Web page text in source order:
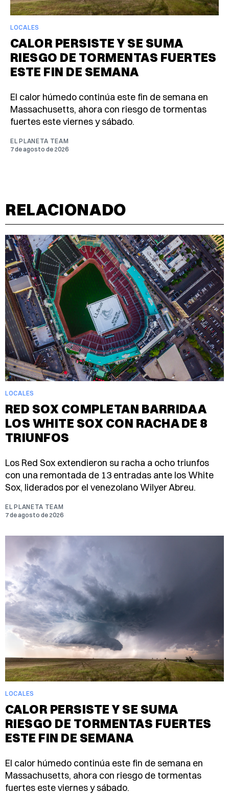
LOCALES
CALOR PERSISTE Y SE SUMA
RIESGO DE TORMENTAS FUERTES
ESTE FIN DE SEMANA
El calor húmedo continúa este fin de semana en
Massachusetts, ahora con riesgo de tormentas
fuertes este viernes y sábado.
EL PLANETA TEAM
7 de agosto de 2026
RELACIONADO
LOCALES
RED SOX COMPLETAN BARRIDA A
LOS WHITE SOX CON RACHA DE 8
TRIUNFOS
Los Red Sox extendieron su racha a ocho triunfos
con una remontada de 13 entradas ante los White
Sox, liderados por el venezolano Wilyer Abreu.
EL PLANETA TEAM
7 de agosto de 2026
LOCALES
CALOR PERSISTE Y SE SUMA
RIESGO DE TORMENTAS FUERTES
ESTE FIN DE SEMANA
El calor húmedo continúa este fin de semana en
Massachusetts, ahora con riesgo de tormentas
fuertes este viernes y sábado.